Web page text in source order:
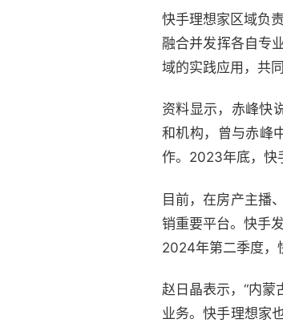
快手理想家区域负
融合并发挥各自专
域的实践应用，共
资料显示，赤峰快
和机构，曾与赤峰
作。2023年底，快
目前，在房产主播
销重要平台。快手
2024年第二季度，
赵日晶表示，“内
业务。快手理想家